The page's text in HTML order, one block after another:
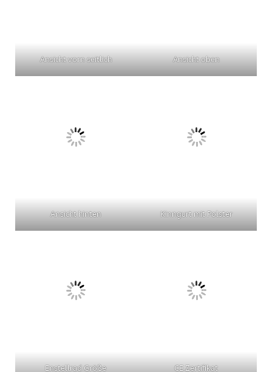
Ansicht vorn seitlich Ansicht oben
Ansicht hinten Kinngurt mit Polster
Enstellrad Größe CE Zertifikat